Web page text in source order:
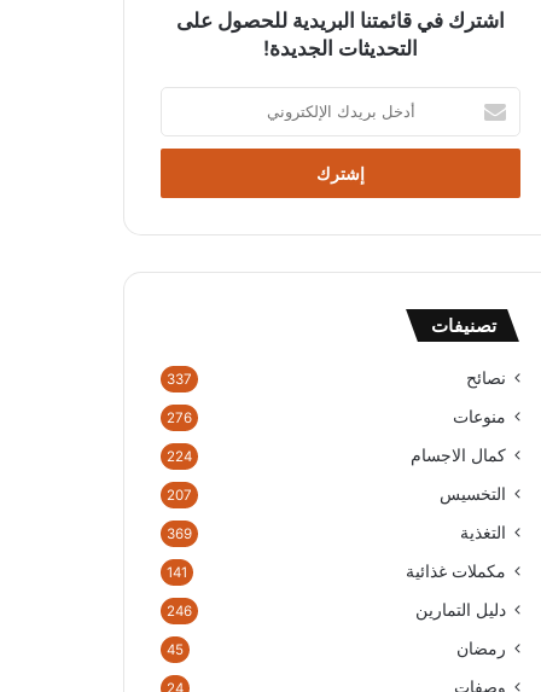
اشترك في قائمتنا البريدية للحصول على
التحديثات الجديدة!
خ
ب
د
إ
ت
و
ن
تصنيفات
نصائح 337
منوعات 276
كمال الاجسام 224
التخسيس 207
التغذية 369
مكملات غذائية 141
دليل التمارين 246
رمضان 45
وصفات 24